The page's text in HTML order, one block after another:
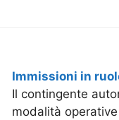
Immissioni in
Il contingente
modalità